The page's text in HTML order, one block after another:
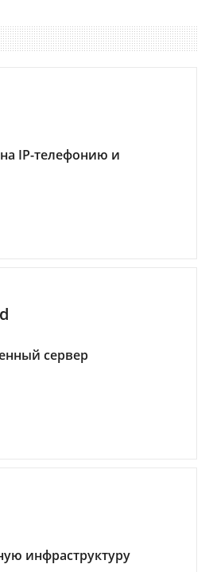
IP-телефонию и
сервер
инфраструктуру